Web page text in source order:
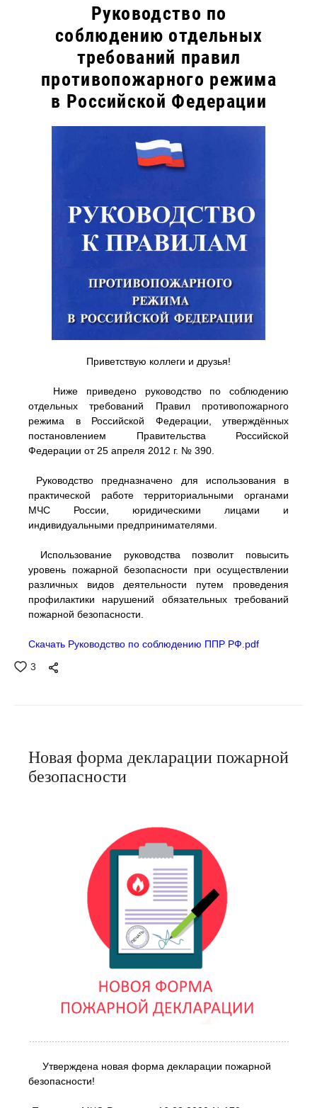
Руководство по
соблюдению отдельных
требований правил
противопожарного режима
в Российской Федерации
Приветствую коллеги и друзья!
Ниже приведено руководство по соблюдению
отдельных требований Правил противопожарного
режима в Российской Федерации, утверждённых
постановлением Правительства Российской
Федерации от 25 апреля 2012 г. № 390.
Руководство предназначено для использования в
практической работе территориальными органами
МЧС России, юридическими лицами и
индивидуальными предпринимателями.
Использование руководства позволит повысить
уровень пожарной безопасности при осуществлении
различных видов деятельности путем проведения
профилактики нарушений обязательных требований
пожарной безопасности.
Скачать Руководство по соблюдению ППР РФ.pdf
3
Новая форма декларации пожарной
безопасности
Утверждена новая форма декларации пожарной
безопасности!